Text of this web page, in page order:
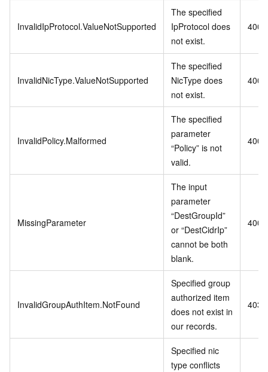
InvalidIpProtocol.ValueNotSupported
The specified
IpProtocol does
not exist.
400
InvalidNicType.ValueNotSupported
The specified
NicType does
not exist.
400
InvalidPolicy.Malformed
The specified
parameter
“Policy” is not
valid.
400
MissingParameter
The input
parameter
“DestGroupId”
or “DestCidrIp”
cannot be both
blank.
400
InvalidGroupAuthItem.NotFound
Specified group
authorized item
does not exist in
our records.
403
Specified nic
type conflicts